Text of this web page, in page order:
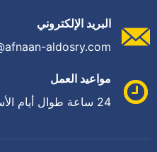
البريد الإلكتروني
aldosry.com
مواعيد العمل
24 ساعة طوال أيام الأسبوع